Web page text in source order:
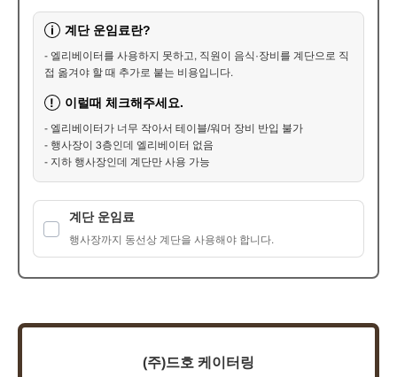
i 계단 운임료란?
- 엘리베이터를 사용하지 못하고, 직원이 음식·장비를 계단으로 직
접 옮겨야 할 때 추가로 붙는 비용입니다.
! 이럴때 체크해주세요.
- 엘리베이터가 너무 작아서 테이블/워머 장비 반입 불가
- 행사장이 3층인데 엘리베이터 없음
- 지하 행사장인데 계단만 사용 가능
계단 운임료
행사장까지 동선상 계단을 사용해야 합니다.
(주)드호 케이터링